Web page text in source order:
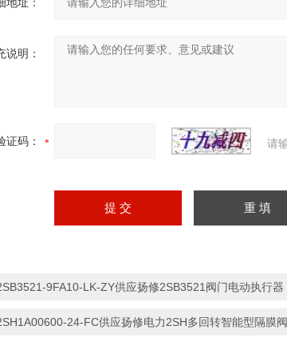
说明：
证码： 请
9FA10-LK-ZY供应扬修2SB3521阀门电动执行器
24-FC供应扬修电力2SH多回转智能型隔膜